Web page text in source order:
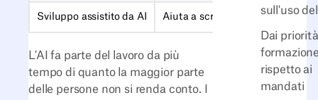
sull'uso
Dai
rispetto ai
mandati
Sviluppo assistito da AI Aiuta a scrivere, revisionare e
L'AI fa parte del lavoro da più
tempo di quanto la maggior parte
delle persone non si renda conto. I